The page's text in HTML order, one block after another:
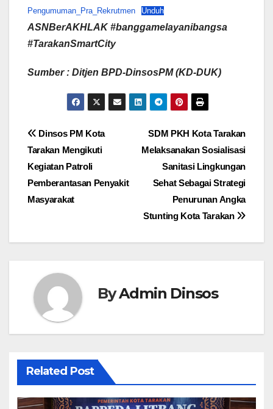
Pengumuman_Pra_Rekrutmen Unduh
ASNBerAKHLAK #banggamelayanibangsa
#TarakanSmartCity
Sumber : Ditjen BPD-DinsosPM (KD-DUK)
Navigasi
pos
SDM PKH Kota Tarakan
Melaksanakan Sosialisasi
Sanitasi Lingkungan
Sehat Sebagai Strategi
Penurunan Angka
Stunting Kota Tarakan
Dinsos PM Kota
Tarakan Mengikuti
Kegiatan Patroli
Pemberantasan Penyakit
Masyarakat
ByAdmin Dinsos
Related Post